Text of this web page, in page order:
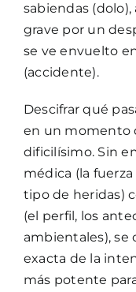
sabiendas
grave por un
se ve envuelto
(accidente).
Descifrar qué
en un momento
dificilísimo. Sin
médica (la
tipo de heridas)
(el perfil, los
ambientales), se
exacta de la
más potente